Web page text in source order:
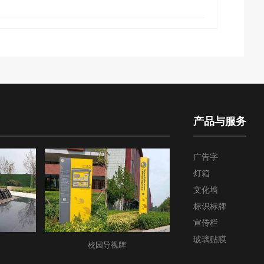
校园导视牌
产品与服务
广告字
灯箱
文化墙
标识标牌
宣传栏
玻璃贴膜